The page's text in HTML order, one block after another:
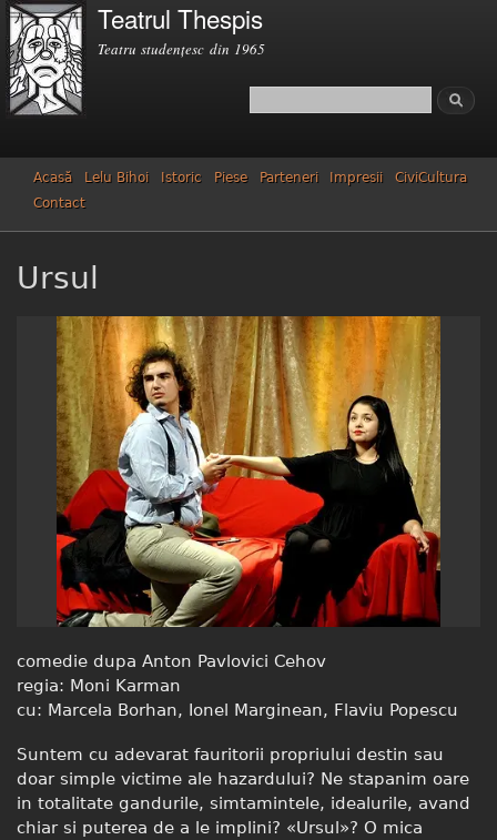
Mergi la
conţinutul
principal
Teatrul Thespis
Teatru studenţesc din 1965
Formular de căutare
Căutare
Acasă Lelu Bihoi Istoric Piese Parteneri Impresii
CiviCultura
Contact
Ursul
comedie dupa Anton Pavlovici Cehov
regia: Moni Karman
cu: Marcela Borhan, Ionel Marginean, Flaviu Popescu
Suntem cu adevarat fauritorii propriului destin sau
doar simple victime ale hazardului? Ne stapanim oare
in totalitate gandurile, simtamintele, idealurile, avand
chiar si puterea de a le implini? «Ursul»? O mica